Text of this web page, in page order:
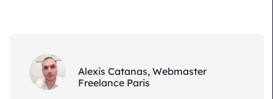
Alexis Catanas, Webmaster
Freelance Paris